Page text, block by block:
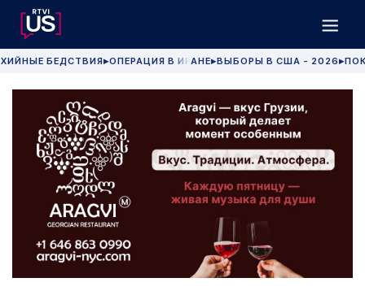
БЕДСТВИЯ▶ОПЕРАЦИЯ В ИРАНЕ▶ВЫБОРЫ В США - 2026 ▶